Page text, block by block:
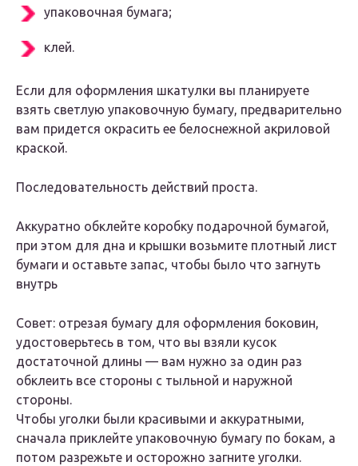
упаковочная бумага;
клей.
Если для оформления шкатулки вы планируете
взять светлую упаковочную бумагу, предварительно
вам придется окрасить ее белоснежной акриловой
краской.
Последовательность действий проста.
Аккуратно обклейте коробку подарочной бумагой,
при этом для дна и крышки возьмите плотный лист
бумаги и оставьте запас, чтобы было что загнуть
внутрь
Совет: отрезая бумагу для оформления боковин,
удостоверьтесь в том, что вы взяли кусок
достаточной длины — вам нужно за один раз
обклеить все стороны с тыльной и наружной
стороны.
Чтобы уголки были красивыми и аккуратными,
сначала приклейте упаковочную бумагу по бокам, а
потом разрежьте и осторожно загните уголки.